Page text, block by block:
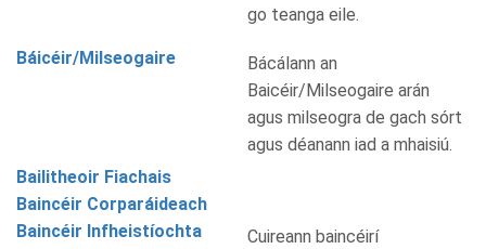
go teanga eile.
Báicéir/Milseogaire
Bácálann an
Baicéir/Milseogaire arán
agus milseogra de gach sórt
agus déanann iad a mhaisiú.
Bailitheoir Fiachais
Baincéir Corparáideach
Baincéir Infheistíochta
Cuireann baincéirí